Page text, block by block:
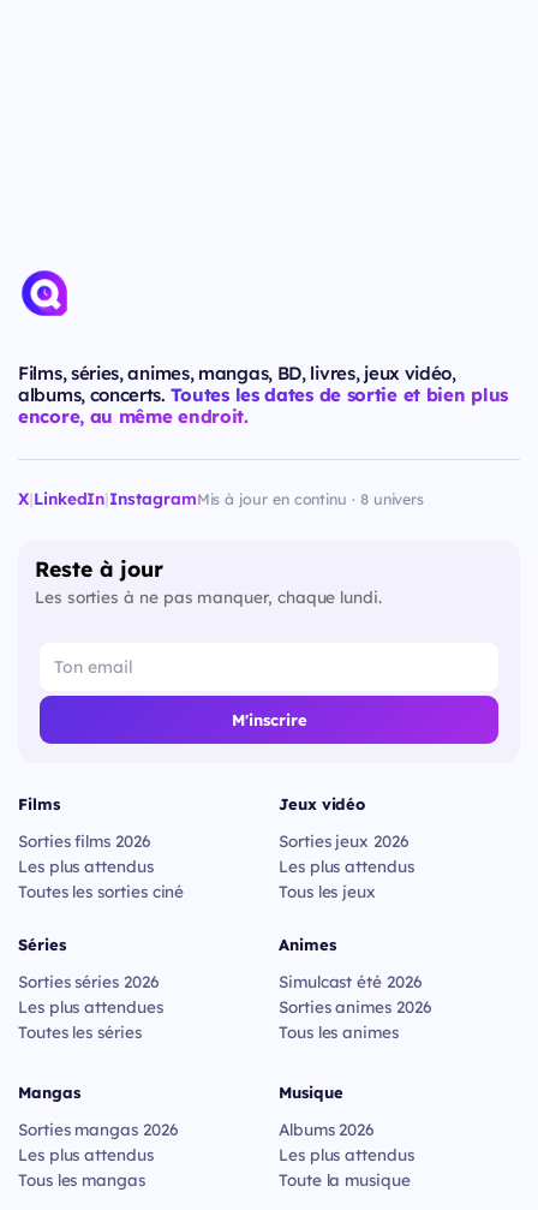
Films, séries, animes, mangas, BD, livres, jeux vidéo,
albums, concerts. Toutes les dates de sortie et bien plus
encore, au même endroit.
X|LinkedIn|InstagramMis à jour en continu · 8 univers
Reste à jour
Les sorties à ne pas manquer, chaque lundi.
M'inscrire
Films
Sorties films 2026
Les plus attendus
Toutes les sorties ciné
Séries
Sorties séries 2026
Les plus attendues
Toutes les séries
Jeux vidéo
Sorties jeux 2026
Les plus attendus
Tous les jeux
Animes
Simulcast été 2026
Sorties animes 2026
Tous les animes
Mangas
Sorties mangas 2026
Les plus attendus
Tous les mangas
Musique
Albums 2026
Les plus attendus
Toute la musique